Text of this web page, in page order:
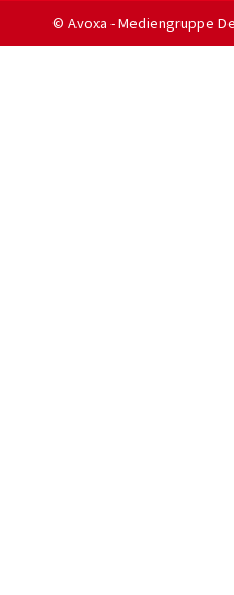
© Avoxa - Mediengruppe